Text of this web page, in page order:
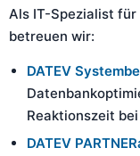
Als IT-Spezialist für
betreuen wir:
DATEV
Reaktionszeit
DATEV